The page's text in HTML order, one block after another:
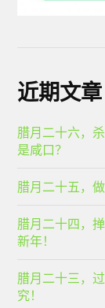
近期文章
腊月二十六，
是咸口？
腊月二十五，
腊月二十四，
新年！
腊月二十三，
究！